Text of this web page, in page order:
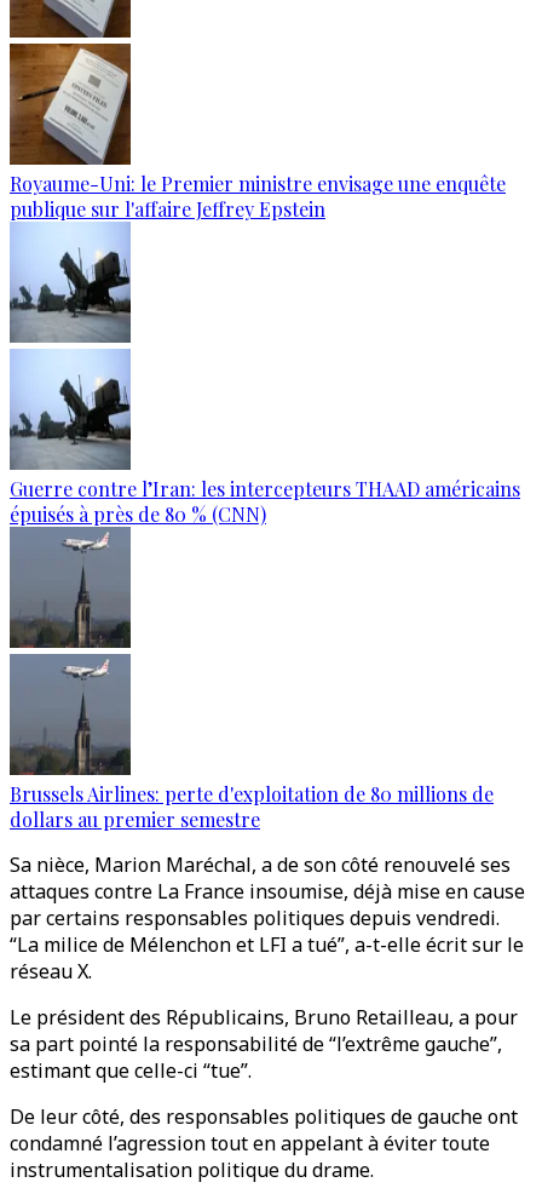
Royaume-Uni: le Premier ministre envisage une enquête
publique sur l'affaire Jeffrey Epstein
Guerre contre l’Iran: les intercepteurs THAAD américains
épuisés à près de 80 % (CNN)
Brussels Airlines: perte d'exploitation de 80 millions de
dollars au premier semestre
Sa nièce, Marion Maréchal, a de son côté renouvelé ses
attaques contre La France insoumise, déjà mise en cause
par certains responsables politiques depuis vendredi.
“La milice de Mélenchon et LFI a tué”, a-t-elle écrit sur le
réseau X.
Le président des Républicains, Bruno Retailleau, a pour
sa part pointé la responsabilité de “l’extrême gauche”,
estimant que celle-ci “tue”.
De leur côté, des responsables politiques de gauche ont
condamné l’agression tout en appelant à éviter toute
instrumentalisation politique du drame.